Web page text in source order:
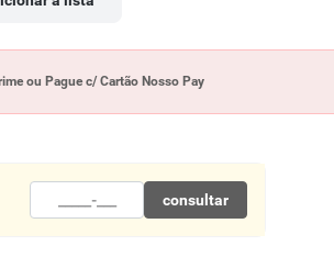
ou Pague c/ Cartão Nosso Pay
consultar